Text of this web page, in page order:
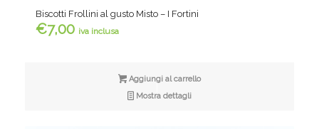
Biscotti Frollini al gusto Misto – I Fortini
€7,00 iva inclusa
Aggiungi al carrello
Mostra dettagli